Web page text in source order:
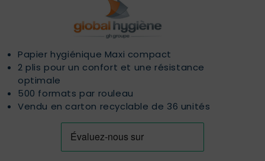
Papier hygiénique Maxi compact
2 plis pour un confort et une résistance
optimale
500 formats par rouleau
Vendu en carton recyclable de 36 unités